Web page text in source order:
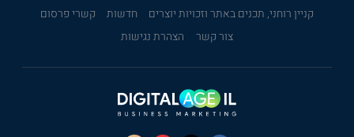
קניין רוחני, תכנים באתר וזכויות יוצרים
חדשות
קשרי פרסום
צור קשר
הצהרת נגישות